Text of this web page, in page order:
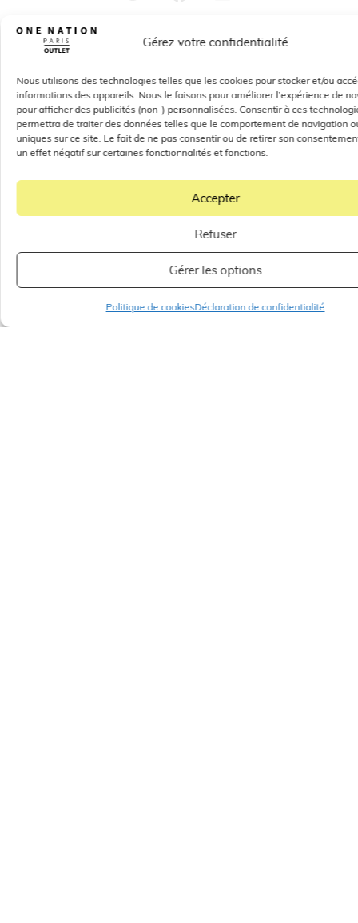
Gérez votre confidentialité
Nous utilisons des technologies telles que les cookies pour stocker et/ou
informations des appareils. Nous le faisons pour améliorer l’expérience de
pour afficher des publicités (non-) personnalisées. Consentir à ces
permettra de traiter des données telles que le comportement de navigation
uniques sur ce site. Le fait de ne pas consentir ou de retirer son
un effet négatif sur certaines fonctionnalités et fonctions.
Accepter
Refuser
Gérer les options
Politique de cookiesDéclaration de confidentialité
ARTICLES
TOUS NOS ARTICLES